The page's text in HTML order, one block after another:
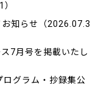
知らせ
（2026.07.3
7月号を掲載いたし
グラム・抄録集公